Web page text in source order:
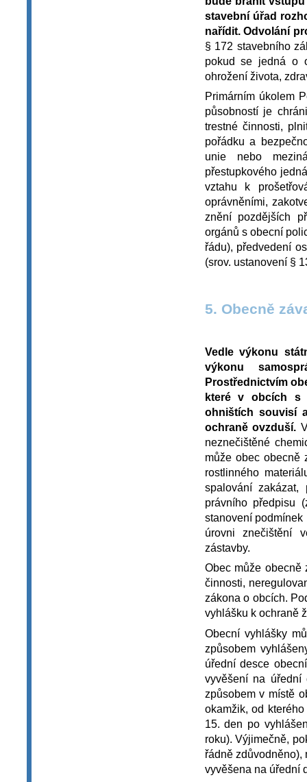
stavební úřad
nařídit. Odvolání
§ 172 stavebního
pokud se jedná o
ohrožení života,
Primárním úkolem
působností je
trestné činnosti,
pořádku a
unie nebo
přestupkového
vztahu k
oprávněními,
znění pozdějších
orgánů s obecní
řádu), předvedení
(srov. ustanovení §
5. Obecně
Vedle výkonu
výkonu
Prostřednictvím
které v obcích s
ohništích souvisí
ochraně ovzduší.
neznečištěné
může obec obecně
rostlinného
spalování
právního předpisu
stanovení
úrovni znečištění
zástavby.
Obec může
činnosti,
zákona o obcích.
vyhlášku k ochraně
Obecní vyhlášky
způsobem
úřední desce
vyvěšení na úřední
způsobem v místě
okamžik, od
15. den po
roku). Výjimečně,
řádně zdůvodněno),
vyvěšena na úřední